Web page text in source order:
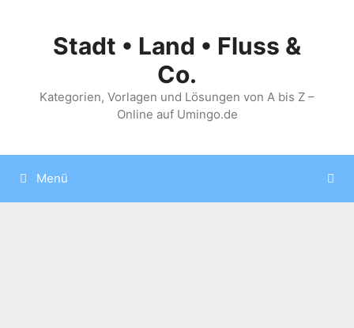
springenStadt • Land • Fluss &
Co.
Kategorien, Vorlagen und Lösungen von A bis Z –
Online auf Umingo.de
Menü